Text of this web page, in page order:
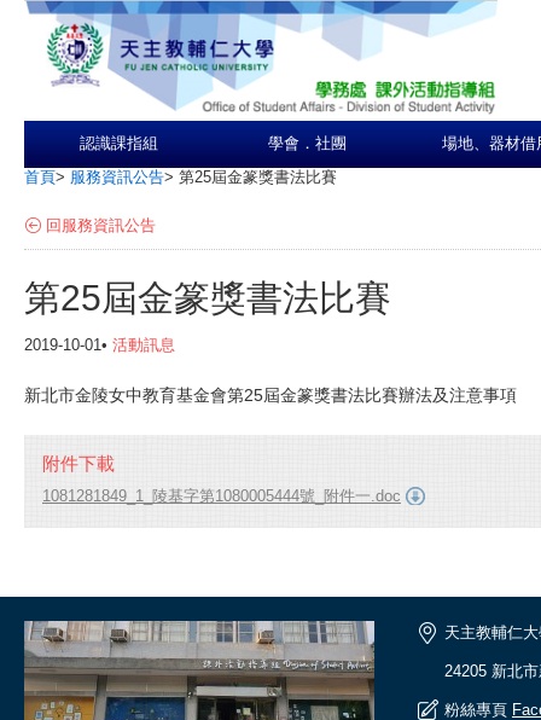
認識課指組 學會．社團 場地、器材借
首頁> 服務資訊公告> 第25屆金篆獎書法比賽
回服務資訊公告
第25屆金篆獎書法比賽
2019-10-01• 活動訊息
新北市金陵女中教育基金會第25屆金篆獎書法比賽辦法及注意事項
附件下載
1081281849_1_陵基字第1080005444號_附件一.doc
天主教輔仁
24205 新北
粉絲專頁